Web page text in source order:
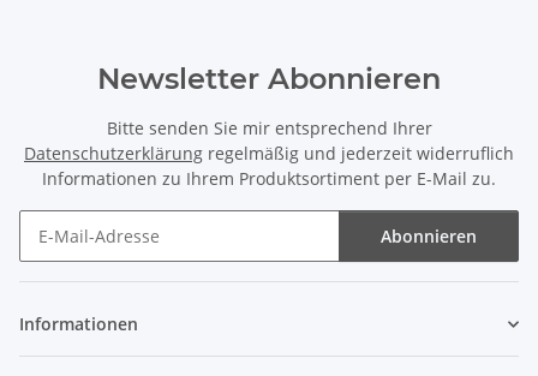
Newsletter Abonnieren
Bitte senden Sie mir entsprechend Ihrer
Datenschutzerklärung regelmäßig und jederzeit widerruflich
Informationen zu Ihrem Produktsortiment per E-Mail zu.
Abonnieren
Informationen